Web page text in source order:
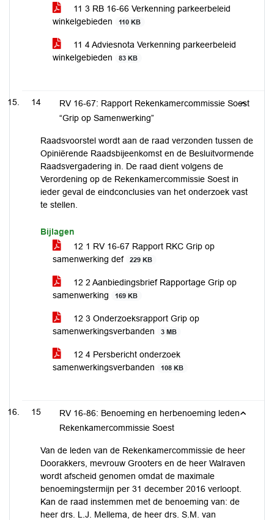
11 3 RB 16-66 Verkenning parkeerbeleid
winkelgebieden
110 KB
11 4 Adviesnota Verkenning parkeerbeleid
winkelgebieden
83 KB
14
RV 16-67: Rapport Rekenkamercommissie Soest
“Grip op Samenwerking”
Raadsvoorstel wordt aan de raad verzonden tussen de
Opiniërende Raadsbijeenkomst en de Besluitvormende
Raadsvergadering in. De raad dient volgens de
Verordening op de Rekenkamercommissie Soest in
ieder geval de eindconclusies van het onderzoek vast
te stellen.
Bijlagen
12 1 RV 16-67 Rapport RKC Grip op
samenwerking def
229 KB
12 2 Aanbiedingsbrief Rapportage Grip op
samenwerking
169 KB
12 3 Onderzoeksrapport Grip op
samenwerkingsverbanden
3 MB
12 4 Persbericht onderzoek
samenwerkingsverbanden
108 KB
15
RV 16-86: Benoeming en herbenoeming leden
Rekenkamercommissie Soest
Van de leden van de Rekenkamercommissie de heer
Doorakkers, mevrouw Grooters en de heer Walraven
wordt afscheid genomen omdat de maximale
benoemingstermijn per 31 december 2016 verloopt.
Kan de raad instemmen met de benoeming van: de
heer drs. L.J. Mellema, de heer drs. S.M. van